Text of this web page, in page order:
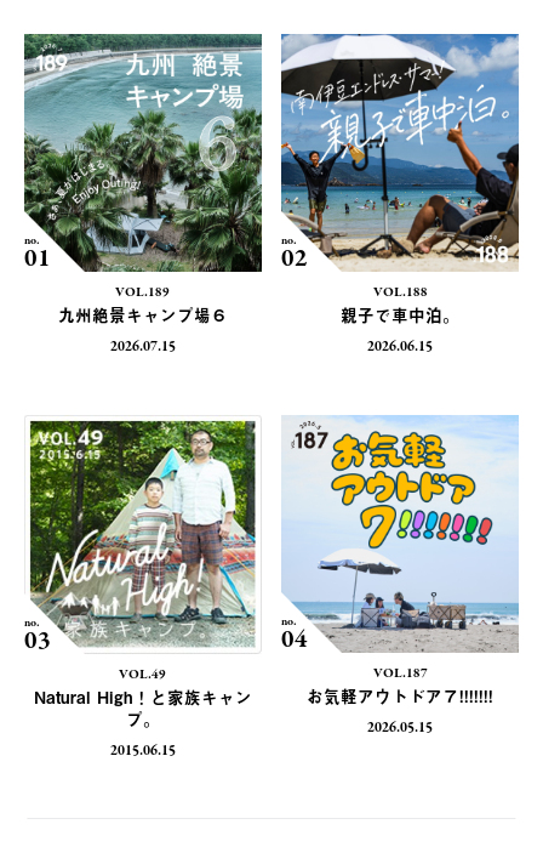
no.
01
VOL.189
九州絶景キャンプ場６
2026.07.15
no.
02
VOL.188
親子で車中泊。
2026.06.15
no.
03
VOL.49
Natural High！と家族キャン
プ。
2015.06.15
no.
04
VOL.187
お気軽アウトドア７!!!!!!!
2026.05.15